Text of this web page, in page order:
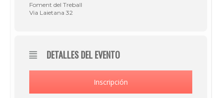
Foment del Treball
Via Laietana 32
DETALLES DEL EVENTO
Inscripción